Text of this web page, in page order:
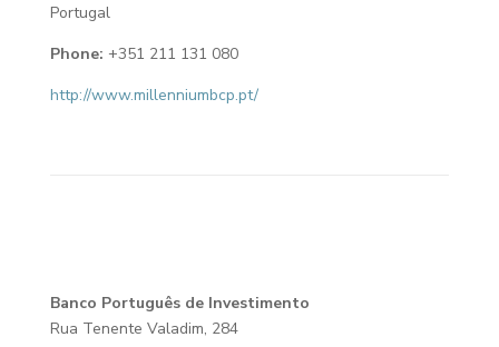
Portugal
Phone: +351 211 131 080
http://www.millenniumbcp.pt/
Banco Português de Investimento
Rua Tenente Valadim, 284